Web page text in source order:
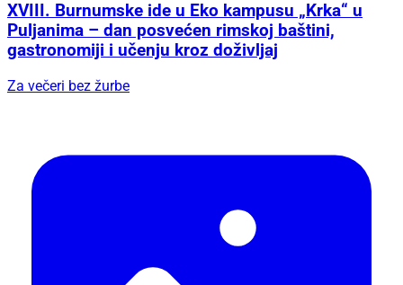
XVIII. Burnumske ide u Eko kampusu „Krka“ u
Puljanima – dan posvećen rimskoj baštini,
gastronomiji i učenju kroz doživljaj
Za večeri bez žurbe